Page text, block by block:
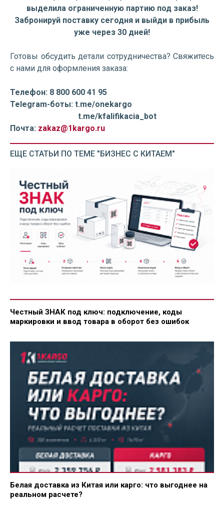
выделила ограниченную партию под заказ!
Забронируй поставку сегодня и выйди в прибыль
уже через 30 дней!
Готовы обсудить детали сотрудничества? Свяжитесь
с нами для оформления заказа:
Телефон: 8 800 600 41 95
Telegram-боты: t.me/onekargo
t.me/kfalifikacia_bot
Почта: zakaz@1kargo.ru
ЕЩЕ СТАТЬИ ПО ТЕМЕ "БИЗНЕС С КИТАЕМ"
Честный ЗНАК под ключ: подключение, коды
маркировки и ввод товара в оборот без ошибок
Белая доставка из Китая или карго: что выгоднее на
реальном расчете?